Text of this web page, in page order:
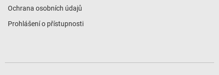
Ochrana osobních údajů
Prohlášení o přístupnosti